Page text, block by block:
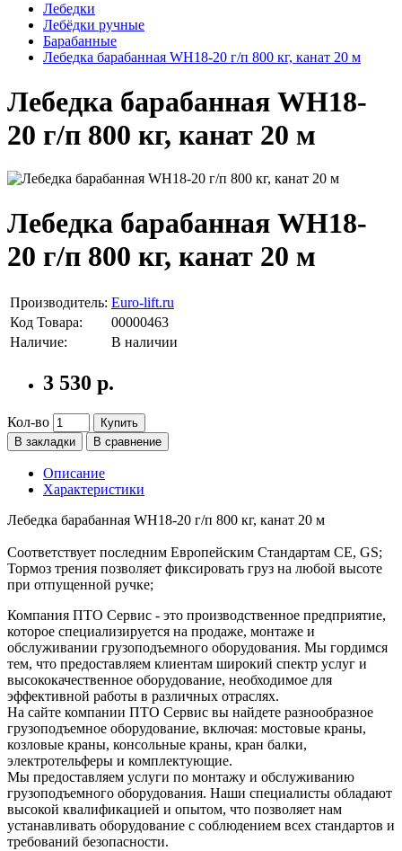
Лебедки
Лебёдки ручные
Барабанные
Лебедка барабанная WH18-20 г/п 800 кг, канат 20 м
Лебедка барабанная WH18-
20 г/п 800 кг, канат 20 м
Лебедка барабанная WH18-
20 г/п 800 кг, канат 20 м
Производитель: Euro-lift.ru
Код Товара:
00000463
Наличие:
В наличии
3 530 р.
Кол-во
Купить
В закладки
В сравнение
Описание
Характеристики
Лебедка барабанная WH18-20 г/п 800 кг, канат 20 м
Соответствует последним Европейским Стандартам CE, GS;
Тормоз трения позволяет фиксировать груз на любой высоте
при отпущенной ручке;
Компания ПТО Сервис - это производственное предприятие,
которое специализируется на продаже, монтаже и
обслуживании грузоподъемного оборудования. Мы гордимся
тем, что предоставляем клиентам широкий спектр услуг и
высококачественное оборудование, необходимое для
эффективной работы в различных отраслях.
На сайте компании ПТО Сервис вы найдете разнообразное
грузоподъемное оборудование, включая: мостовые краны,
козловые краны, консольные краны, кран балки,
электротельферы и комплектующие.
Мы предоставляем услуги по монтажу и обслуживанию
грузоподъемного оборудования. Наши специалисты обладают
высокой квалификацией и опытом, что позволяет нам
устанавливать оборудование с соблюдением всех стандартов и
требований безопасности.